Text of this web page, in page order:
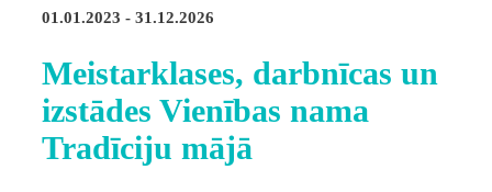
01.01.2023 - 31.12.2026
Meistarklases, darbnīcas un
izstādes Vienības nama
Tradīciju mājā